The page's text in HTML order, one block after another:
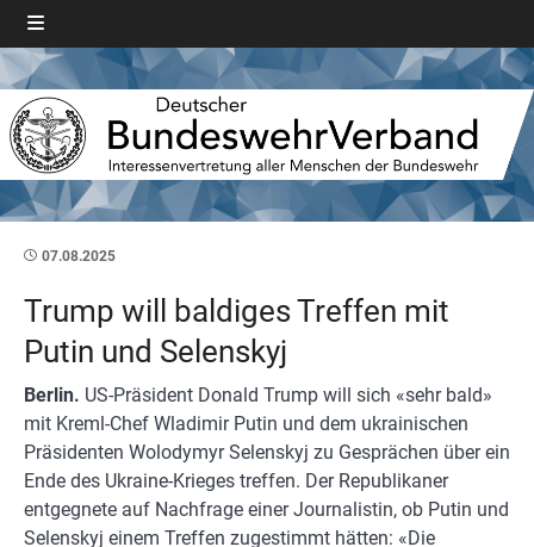
07.08.2025
Trump will baldiges Treffen mit
Putin und Selenskyj
Berlin. US-Präsident Donald Trump will sich «sehr bald»
mit Kreml-Chef Wladimir Putin und dem ukrainischen
Präsidenten Wolodymyr Selenskyj zu Gesprächen über ein
Ende des Ukraine-Krieges treffen. Der Republikaner
entgegnete auf Nachfrage einer Journalistin, ob Putin und
Selenskyj einem Treffen zugestimmt hätten: «Die